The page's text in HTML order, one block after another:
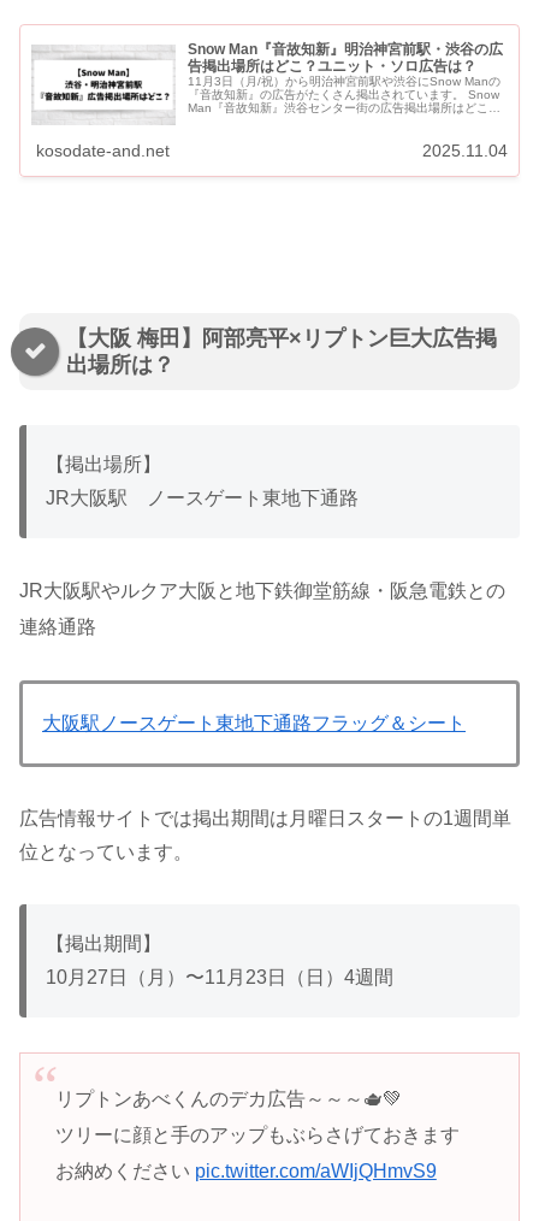
Snow Man『音故知新』明治神宮前駅・渋谷の広
告掲出場所はどこ？ユニット・ソロ広告は？
11月3日（月/祝）から明治神宮前駅や渋谷にSnow Manの
『音故知新』の広告がたくさん掲出されています。 Snow
Man『音故知新』渋谷センター街の広告掲出場所はどこ？
kosodate-and.net 2025.11.04
【大阪 梅田】阿部亮平×リプトン巨大広告掲
出場所は？
【掲出場所】
JR大阪駅 ノースゲート東地下通路
JR大阪駅やルクア大阪と地下鉄御堂筋線・阪急電鉄との
連絡通路
大阪駅ノースゲート東地下通路フラッグ＆シート
広告情報サイトでは掲出期間は月曜日スタートの1週間単
位となっています。
【掲出期間】
10月27日（月）〜11月23日（日）4週間
リプトンあべくんのデカ広告～～～🫖💚
ツリーに顔と手のアップもぶらさげておきます
お納めください pic.twitter.com/aWIjQHmvS9